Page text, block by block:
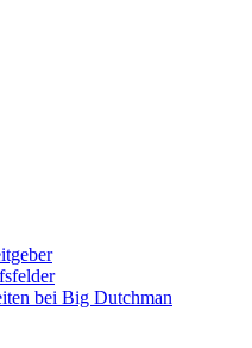
bei Big Dutchman